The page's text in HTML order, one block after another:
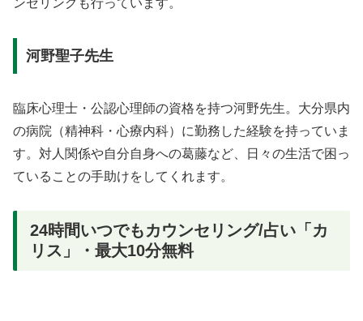
ンセリングも行っています。
河野聖子先生
臨床心理士・公認心理師の資格を持つ河野先生。大分県内
の病院（精神科・心療内科）に勤務した経験を持っていま
す。対人関係や自分自身への葛藤など、日々の生活で困っ
ていることの手助けをしてくれます。
24時間いつでもカウンセリング/占い「カ
リス」・最大10分無料